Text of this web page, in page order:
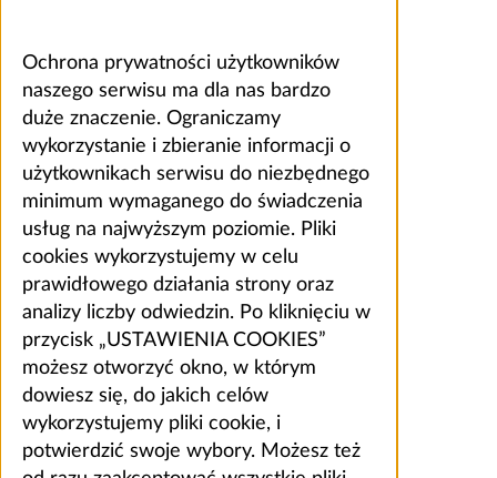
Ochrona prywatności użytkowników
naszego serwisu ma dla nas bardzo
duże znaczenie. Ograniczamy
wykorzystanie i zbieranie informacji o
użytkownikach serwisu do niezbędnego
minimum wymaganego do świadczenia
usług na najwyższym poziomie. Pliki
cookies wykorzystujemy w celu
prawidłowego działania strony oraz
analizy liczby odwiedzin. Po kliknięciu w
przycisk „USTAWIENIA COOKIES”
możesz otworzyć okno, w którym
dowiesz się, do jakich celów
wykorzystujemy pliki cookie, i
potwierdzić swoje wybory. Możesz też